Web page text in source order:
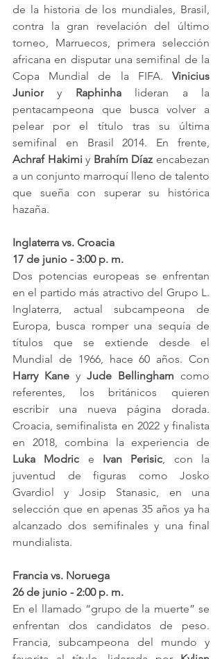
de la historia de los mundiales, Brasil,
contra la gran revelación del último
torneo, Marruecos, primera selección
africana en disputar una semifinal de la
Copa Mundial de la FIFA. Vinicius
Junior y Raphinha lideran a la
pentacampeona que busca volver a
pelear por el título tras su última
Achraf Hakimi y Brahím Díaz encabezan
a un conjunto marroquí lleno de talento
que sueña con superar su histórica
hazaña.
Inglaterra vs. Croacia
17 de junio - 3:00 p. m.
Dos potencias europeas se enfrentan
en el partido más atractivo del Grupo L.
Inglaterra, actual subcampeona de
Europa, busca romper una sequía de
títulos que se extiende desde el
Harry Kane y Jude Bellingham como
referentes, los británicos quieren
escribir una nueva página dorada.
Croacia, semifinalista en 2022 y finalista
Luka Modric e Ivan Perisic , con la
juventud de figuras como Josko
Gvardiol y Josip Stanasic, en una
selección que en apenas 35 años ya ha
alcanzado dos semifinales y una final
mundialista.
Francia vs. Noruega
26 de junio - 2:00 p. m.
En el llamado “grupo de la muerte” se
enfrentan dos candidatos de peso.
Francia, subcampeona del mundo y